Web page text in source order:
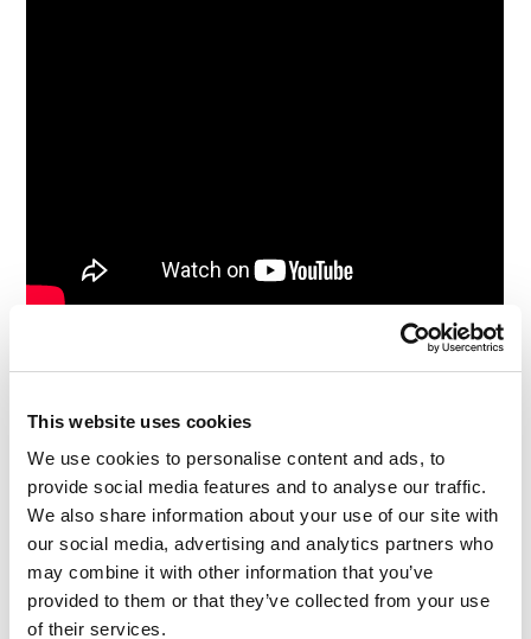
This website uses cookies
We use cookies to personalise content and ads, to
provide social media features and to analyse our traffic.
We also share information about your use of our site with
our social media, advertising and analytics partners who
may combine it with other information that you’ve
provided to them or that they’ve collected from your use
of their services.
Markt und bis 2003 hatten die vernetzten Autos
gelernt, wie man dem Hersteller Berichte über den
Zustand des Autos übermittelt.Telematische
Datenblöckekamen 2007 hinzu.
Im Jahr 2014 war Audi das erste Unternehmen,
das die Möglichkeit anbot,4G-LTE-W-Lan-
Hotspotsin ein Fahrzeug einzubauen. 2015 bot